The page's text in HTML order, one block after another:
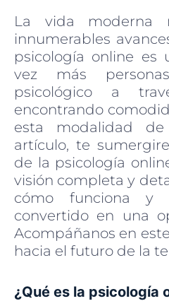
La vida moderna
innumerables
psicología online es
vez más
psicológico a
encontrando
esta modalidad
artículo, te
de la psicología
visión completa y
cómo funciona
convertido en una
Acompáñanos en
hacia el futuro de la
¿Qué es la psicología